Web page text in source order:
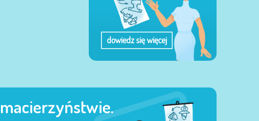
dowiedz się więcej